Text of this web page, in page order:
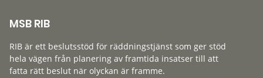
MSB RIB
RIB är ett beslutsstöd för räddningstjänst som ger stöd
hela vägen från planering av framtida insatser till att
fatta rätt beslut när olyckan är framme.